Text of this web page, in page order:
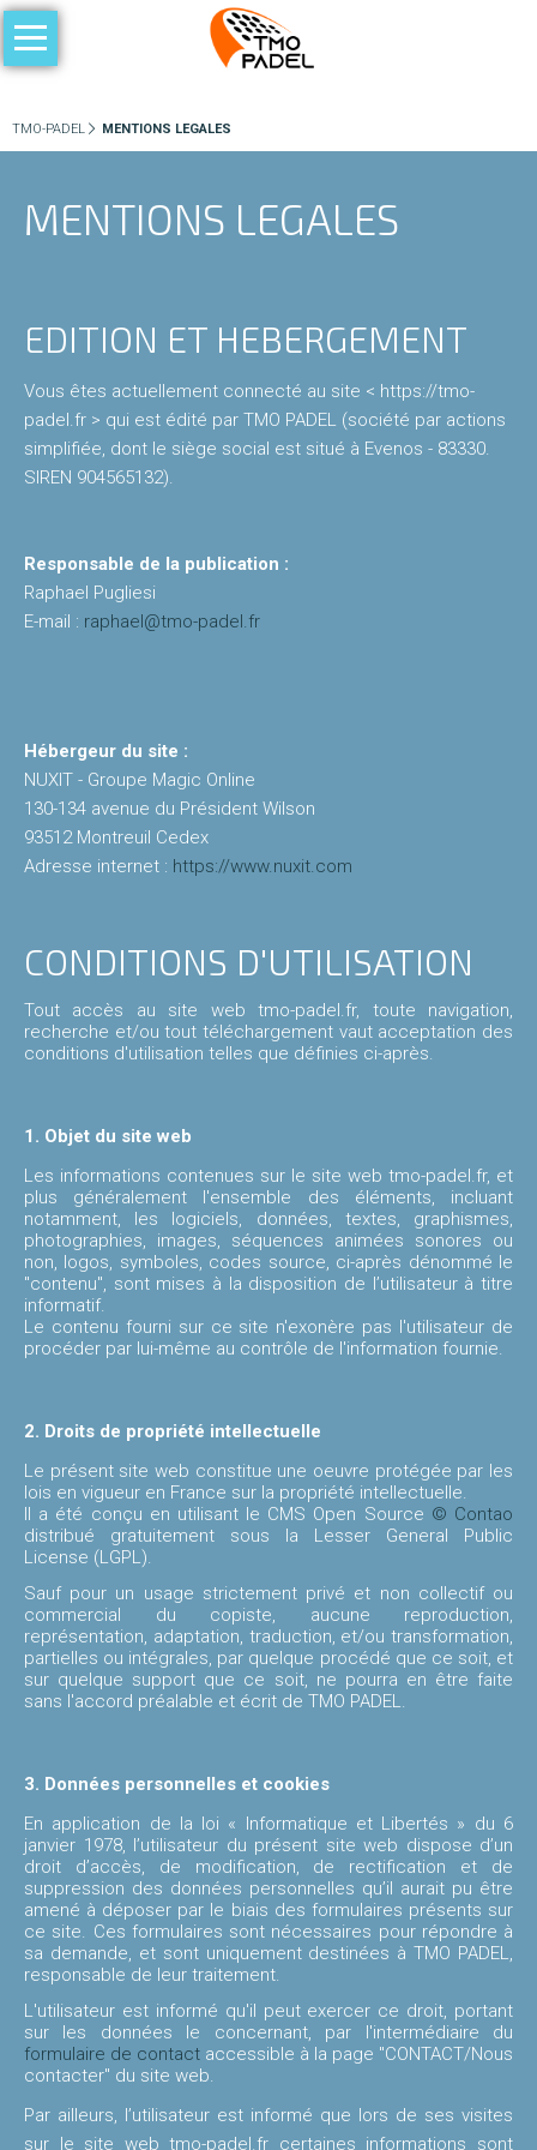
Aller
au
ACCUEIL
LE
PADEL
Les
Niveaux
de
pratique
Raquettes
Location
de
terrain
EVENEMENTS
Actualités
Padel
CONTACT
contacter
Plan
d'accès
Réseaux
sociaux
TMO-PADEL MENTIONS LEGALES
MENTIONS LEGALES
EDITION ET HEBERGEMENT
Vous êtes actuellement connecté au site < https://tmo-
padel.fr > qui est édité par TMO PADEL (société par actions
simplifiée, dont le siège social est situé à Evenos - 83330.
SIREN 904565132).
Responsable de la publication :
Raphael Pugliesi
E-mail : raphael@tmo-padel.fr
Hébergeur du site :
NUXIT - Groupe Magic Online
130-134 avenue du Président Wilson
93512 Montreuil Cedex
Adresse internet : https://www.nuxit.com
CONDITIONS D'UTILISATION
Tout accès au site web tmo-padel.fr, toute navigation,
recherche et/ou tout téléchargement vaut acceptation des
conditions d'utilisation telles que définies ci-après.
1. Objet du site web
Les informations contenues sur le site web tmo-padel.fr, et
plus généralement l'ensemble des éléments, incluant
notamment, les logiciels, données, textes, graphismes,
photographies, images, séquences animées sonores ou
non, logos, symboles, codes source, ci-après dénommé le
"contenu", sont mises à la disposition de l’utilisateur à titre
informatif.
Le contenu fourni sur ce site n'exonère pas l'utilisateur de
procéder par lui-même au contrôle de l'information fournie.
2. Droits de propriété intellectuelle
Le présent site web constitue une oeuvre protégée par les
lois en vigueur en France sur la propriété intellectuelle.
Il a été conçu en utilisant le CMS Open Source © Contao
distribué gratuitement sous la Lesser General Public
License (LGPL).
Sauf pour un usage strictement privé et non collectif ou
commercial du copiste, aucune reproduction,
représentation, adaptation, traduction, et/ou transformation,
partielles ou intégrales, par quelque procédé que ce soit, et
sur quelque support que ce soit, ne pourra en être faite
sans l'accord préalable et écrit de TMO PADEL.
3. Données personnelles et cookies
En application de la loi « Informatique et Libertés » du 6
janvier 1978, l’utilisateur du présent site web dispose d’un
droit d’accès, de modification, de rectification et de
suppression des données personnelles qu’il aurait pu être
amené à déposer par le biais des formulaires présents sur
ce site. Ces formulaires sont nécessaires pour répondre à
sa demande, et sont uniquement destinées à TMO PADEL,
responsable de leur traitement.
L'utilisateur est informé qu'il peut exercer ce droit, portant
sur les données le concernant, par l'intermédiaire du
formulaire de contact accessible à la page "CONTACT/Nous
contacter" du site web.
Par ailleurs, l’utilisateur est informé que lors de ses visites
sur le site web tmo-padel.fr certaines informations sont